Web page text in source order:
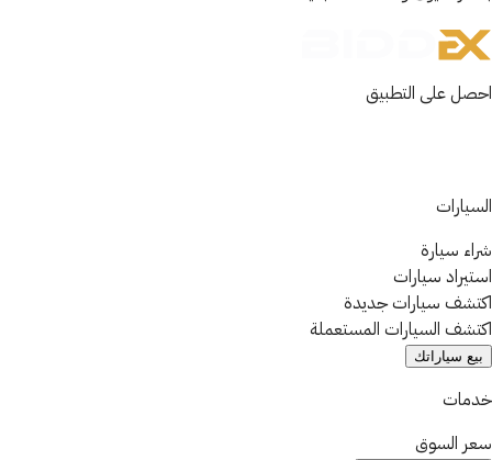
احصل على التطبيق
السيارات
شراء سيارة
استيراد سيارات
اكتشف سيارات جديدة
اكتشف السيارات المستعملة
بيع سياراتك
خدمات
سعر السوق